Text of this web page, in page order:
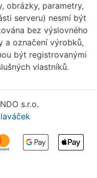
obrázky, parametry,
serveru) nesmí být
bez výslovného
a označení výrobků,
být registrovanými
vlastníků.
s.r.o.